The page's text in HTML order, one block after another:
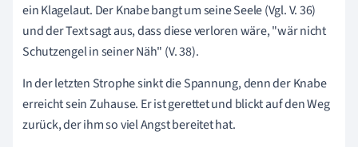
ein Klagelaut. Der Knabe bangt um seine Seele (Vgl. V. 36)
und der Text sagt aus, dass diese verloren wäre, "wär nicht
Schutzengel in seiner Näh" (V. 38).
In der letzten Strophe sinkt die Spannung, denn der Knabe
erreicht sein Zuhause. Er ist gerettet und blickt auf den Weg
zurück, der ihm so viel Angst bereitet hat.